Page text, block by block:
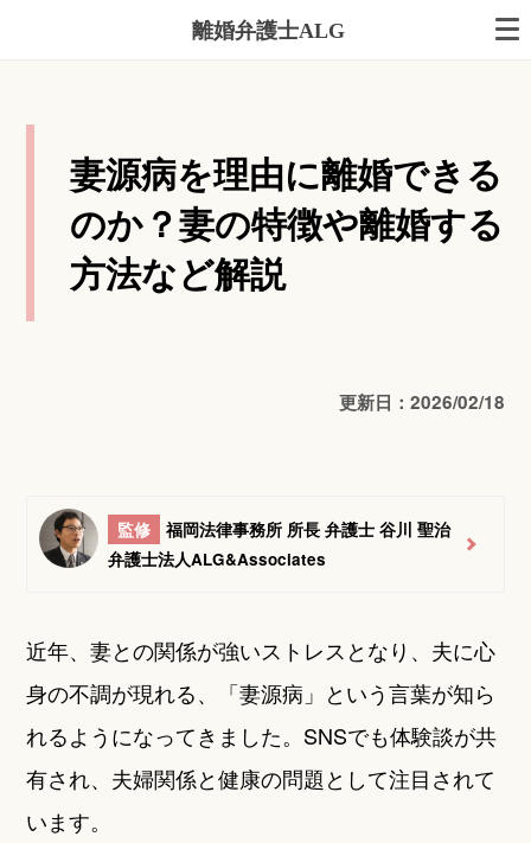
離婚弁護士ALG
妻源病を理由に離婚できる
のか？妻の特徴や離婚する
方法など解説
更新日：2026/02/18
監修
福岡法律事務所 所長 弁護士 谷川 聖治
弁護士法人ALG&Associates
近年、妻との関係が強いストレスとなり、夫に心
身の不調が現れる、「妻源病」という言葉が知ら
れるようになってきました。SNSでも体験談が共
有され、夫婦関係と健康の問題として注目されて
います。